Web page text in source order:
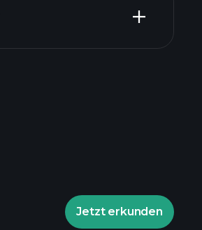
Jetzt erkunden